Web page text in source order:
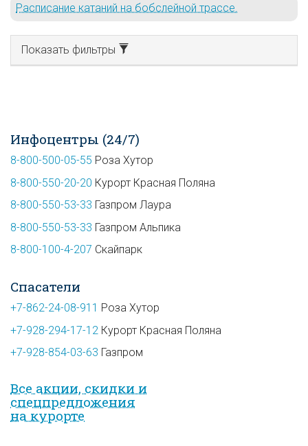
Расписание катаний на бобслейной трассе.
Показать фильтры
Инфоцентры (24/7)
8-800-500-05-55 Роза Хутор
8-800-550-20-20 Курорт Красная Поляна
8-800-550-53-33 Газпром Лаура
8-800-550-53-33 Газпром Альпика
8-800-100-4-207 Скайпарк
Спасатели
+7-862-24-08-911 Роза Хутор
+7-928-294-17-12 Курорт Красная Поляна
+7-928-854-03-63 Газпром
Все акции, скидки и
спец­предложе­ния
на курорте